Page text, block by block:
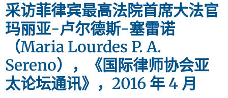
采访菲律宾最高法院首席大法官
玛丽亚-卢尔德斯-塞雷诺
（Maria Lourdes P. A.
Sereno），《国际律师协会亚
太论坛通讯》，2016 年 4 月